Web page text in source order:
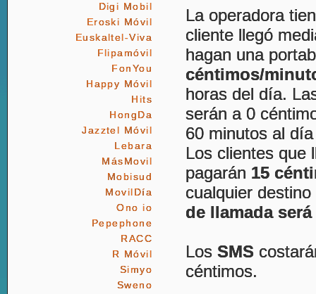
Digi Mobil
Eroski Móvil
Euskaltel-Viva
Flipamóvil
FonYou
Happy Móvil
Hits
HongDa
Jazztel Móvil
Lebara
MásMovil
Mobisud
MovilDía
Ono io
Pepephone
RACC
R Móvil
Simyo
Sweno
La operadora
cliente llegó
hagan una
céntimos/
horas del día.
serán a 0
60 minutos al
Los clientes que
pagarán 15
cualquier
de llamada
Los SMS
céntimos.